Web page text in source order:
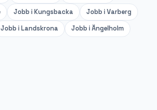
Jobb iKungsbacka Jobb iVarberg
Jobb iLandskrona Jobb iÄngelholm